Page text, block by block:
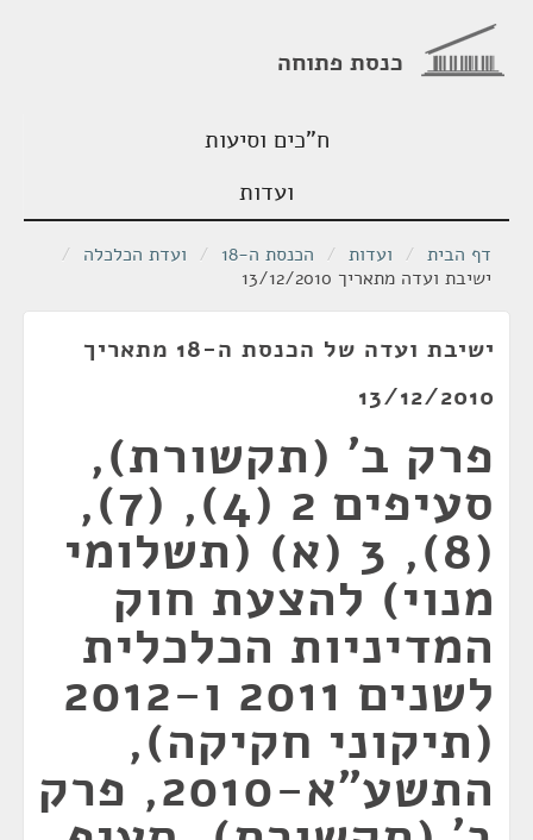
כנסת פתוחה
ח"כים וסיעות
ועדות
דף הבית / ועדות / הכנסת ה-18 / ועדת הכלכלה /
ישיבת ועדה מתאריך 13/12/2010
ישיבת ועדה של הכנסת ה-18 מתאריך
13/12/2010
פרק ב' (תקשורת),
סעיפים 2 (4), (7),
(8), 3 (א) (תשלומי
מנוי) להצעת חוק
המדיניות הכלכלית
לשנים 2011 ו-2012
(תיקוני חקיקה),
התשע"א-2010, פרק